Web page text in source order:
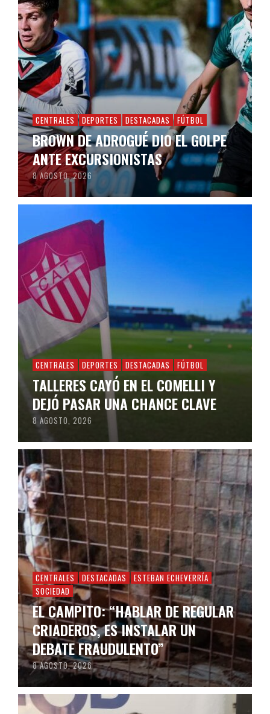
CENTRALES DEPORTES DESTACADAS FÚTBOL
BROWN DE ADROGUÉ DIO EL GOLPE
ANTE EXCURSIONISTAS
8 AGOSTO, 2026
CENTRALES DEPORTES DESTACADAS FÚTBOL
TALLERES CAYÓ EN EL COMELLI Y
DEJÓ PASAR UNA CHANCE CLAVE
8 AGOSTO, 2026
CENTRALES DESTACADAS
ESTEBAN ECHEVERRÍA
SOCIEDAD
EL CAMPITO: “HABLAR DE REGULAR
CRIADEROS, ES INSTALAR UN
DEBATE FRAUDULENTO”
8 AGOSTO, 2026